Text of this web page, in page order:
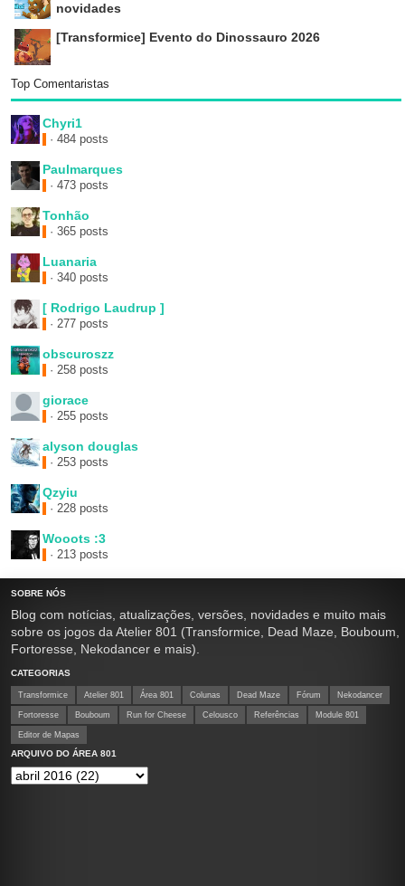
novidades
[Transformice] Evento do Dinossauro 2026
Top Comentaristas
Chyri1
· 484 posts
Paulmarques
· 473 posts
Tonhão
· 365 posts
Luanaria
· 340 posts
[ Rodrigo Laudrup ]
· 277 posts
obscuroszz
· 258 posts
giorace
· 255 posts
alyson douglas
· 253 posts
Qzyiu
· 228 posts
Wooots :3
· 213 posts
SOBRE NÓS
Blog com notícias, atualizações, versões, novidades e muito mais
sobre os jogos da Atelier 801 (Transformice, Dead Maze, Bouboum,
Fortoresse, Nekodancer e mais).
CATEGORIAS
Transformice Atelier 801 Área 801 Colunas Dead Maze Fórum Nekodancer
Fortoresse Bouboum Run for Cheese Celousco Referências Module 801
Editor de Mapas
ARQUIVO DO ÁREA 801